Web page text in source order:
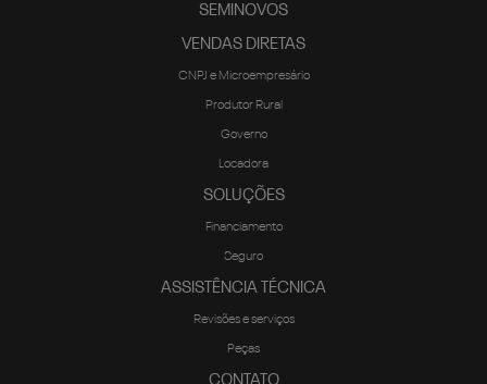
SEMINOVOS
VENDAS DIRETAS
CNPJ e Microempresário
Produtor Rural
Governo
Locadora
SOLUÇÕES
Financiamento
Seguro
ASSISTÊNCIA TÉCNICA
Revisões e serviços
Peças
CONTATO